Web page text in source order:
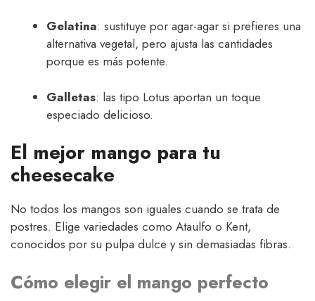
Gelatina: sustituye por agar-agar si prefieres una
alternativa vegetal, pero ajusta las cantidades
porque es más potente.
Galletas: las tipo Lotus aportan un toque
especiado delicioso.
El mejor mango para tu
cheesecake
No todos los mangos son iguales cuando se trata de
postres. Elige variedades como Ataulfo o Kent,
conocidos por su pulpa dulce y sin demasiadas fibras.
Cómo elegir el mango perfecto